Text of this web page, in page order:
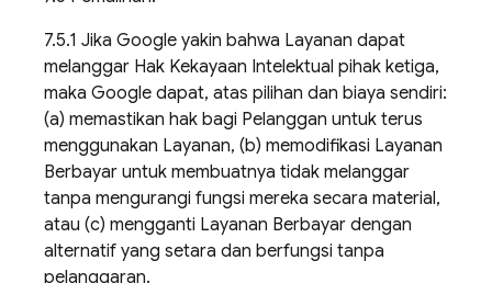
7.5.1 Jika Google yakin bahwa Layanan dapat
melanggar Hak Kekayaan Intelektual pihak ketiga,
maka Google dapat, atas pilihan dan biaya sendiri:
(a) memastikan hak bagi Pelanggan untuk terus
menggunakan Layanan, (b) memodifikasi Layanan
Berbayar untuk membuatnya tidak melanggar
tanpa mengurangi fungsi mereka secara material,
atau (c) mengganti Layanan Berbayar dengan
alternatif yang setara dan berfungsi tanpa
pelanggaran.